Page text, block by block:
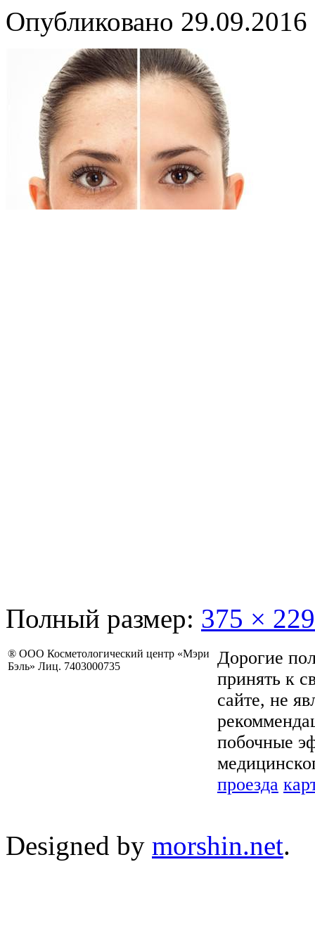
Опубликовано 29.09.2016
Полный размер: 375 × 229
® ООО Косметологический центр «Мэри
Бэль» Лиц. 7403000735
Дорогие
принять к
сайте, не
побочные
проезда
Designed by morshin.net.